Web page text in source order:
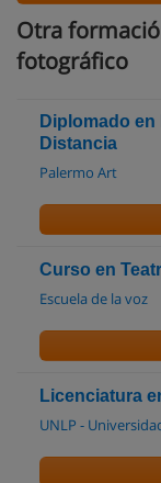
Otra
fotográfico
Diplomado
Distancia
Palermo Art
Curso en
Escuela de la voz
Licenciatura
UNLP -